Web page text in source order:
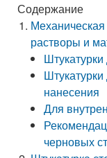
Содержание
растворы и
нанесения
Для
черновых